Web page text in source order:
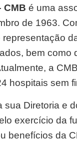
CMB é uma
de 1963.
representação
bem como
a
hospitais sem
sua Diretoria e
exercício da
benefícios da